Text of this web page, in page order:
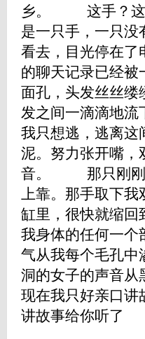
乡。 这手？这
是一只手，一只
看去，目光停在
的聊天记录已经被
面孔，头发丝丝缕
发之间一滴滴地
我只想逃，逃离这
泥。努力张开嘴，
音。 那只刚刚关
上靠。那手取下我
缸里，很快就缩
我身体的任何一个
气从我每个毛孔
洞的女子的声音
现在我只好亲口
讲故事给你听了